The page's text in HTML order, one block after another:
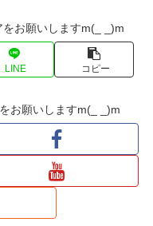
お願いしますm(_ _)m
LINE コピー
お願いしますm(_ _)m